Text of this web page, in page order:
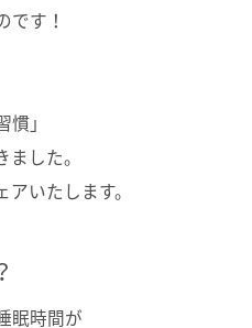
です！
」
した。
いたします。
眠時間が